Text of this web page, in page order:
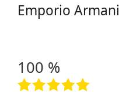
Emporio Armani
100 %